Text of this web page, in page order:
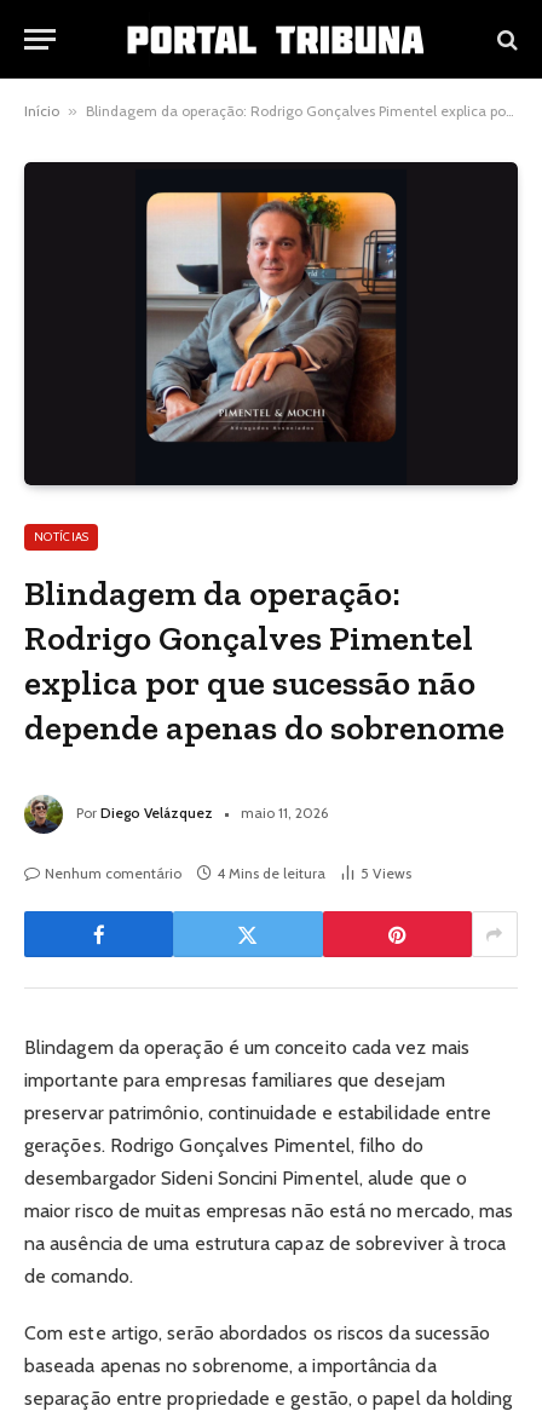
Início » Blindagem da operação: Rodrigo Gonçalves Pimentel explica por que sucessão não depende apenas do sobrenome
NOTÍCIAS
Blindagem da operação:
Rodrigo Gonçalves Pimentel
explica por que sucessão não
depende apenas do sobrenome
Por Diego Velázquez maio 11, 2026
Nenhum comentário 4 Mins de leitura 5 Views
Blindagem da operação é um conceito cada vez mais
importante para empresas familiares que desejam
preservar patrimônio, continuidade e estabilidade entre
gerações. Rodrigo Gonçalves Pimentel, filho do
desembargador Sideni Soncini Pimentel, alude que o
maior risco de muitas empresas não está no mercado, mas
na ausência de uma estrutura capaz de sobreviver à troca
de comando.
Com este artigo, serão abordados os riscos da sucessão
baseada apenas no sobrenome, a importância da
separação entre propriedade e gestão, o papel da holding